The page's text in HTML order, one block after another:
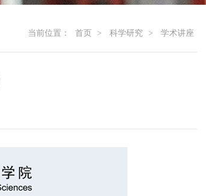
当前位置： 首页 > 科学研究 > 学术讲座